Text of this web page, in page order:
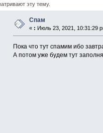
эту тему.
Спам
« : Июль 23, 2021, 10:31:29
Пока что тут спамим ибо
А потом уже будем тут